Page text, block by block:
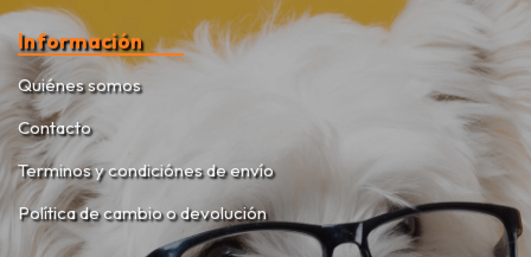
Información
Quiénes somos
Contacto
Terminos y condiciónes de envío
Política de cambio o devolución